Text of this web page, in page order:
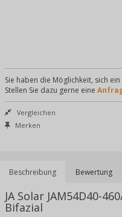
Sie haben die Möglichkeit, sich
Stellen Sie dazu gerne eine
Vergleichen
Merken
Beschreibung Bewertung
JA Solar JAM54D40-
Bifazial